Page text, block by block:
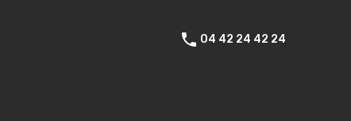
04 42 24 42 24